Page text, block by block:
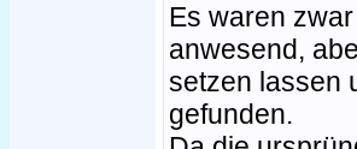
Es waren
anwesend,
setzen lassen
gefunden.